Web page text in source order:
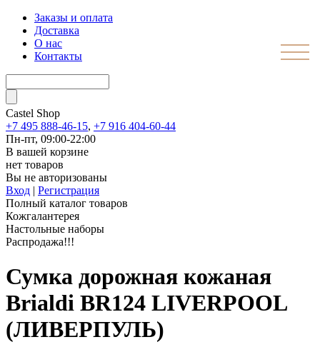
Заказы и оплата
Доставка
О нас
Контакты
Castel Shop
+7 495 888-46-15, +7 916 404-60-44
Пн-пт, 09:00-22:00
В вашей корзине
нет товаров
Вы не авторизованы
Вход | Регистрация
Полный каталог товаров
Кожгалантерея
Настольные наборы
Распродажа!!!
Сумка дорожная кожаная
Brialdi BR124 LIVERPOOL
(ЛИВЕРПУЛЬ)